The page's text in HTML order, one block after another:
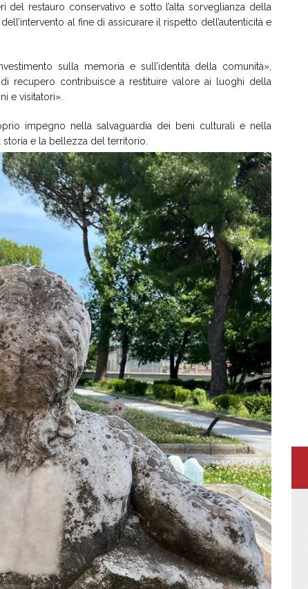
restauro conservativo e sotto l’alta sorveglianza della
al fine di assicurare il rispetto dell’autenticità e
sulla memoria e sull’identità della comunità»,
recupero contribuisce a restituire valore ai luoghi della
e visitatori».
impegno nella salvaguardia dei beni culturali e nella
e la bellezza del territorio.